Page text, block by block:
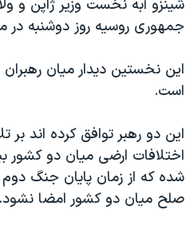
به
گزیده‌ها
حقوق شهروندی
علم و فناوری
عملیات خشم حماسی
بایگانی برنامه‌های تلویزیونی
انتخابات ریاست جمهوری آمریکا ۲۰۲۴
حمله جمهوری اسلامی به اسرائیل
رمز مهسا
پخش رادیویی
یادگیری زبان انگلیسی
زبانهای مختلف
شینزو آبه نخست وزیر ژاپن و
جمهوری روسیه روز دوشنبه در
این نخستین دیدار میان
است.
این دو رهبر توافق کرده اند
اختلافات ارضی میان دو کشور
شده که از زمان پایان جنگ دوم
صلح میان دو کشور امضا نشود.